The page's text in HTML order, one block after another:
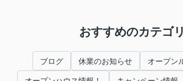
おすすめのカテゴリ
ブログ 休業のお知らせ オープン